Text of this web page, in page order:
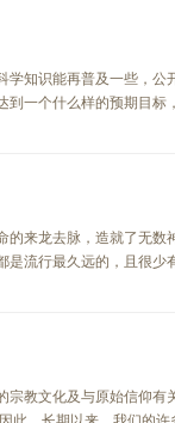
知识能再普及一些，公
一个什么样的预期目标
来龙去脉，造就了无数
流行最久远的，且很少
教文化及与原始信仰有